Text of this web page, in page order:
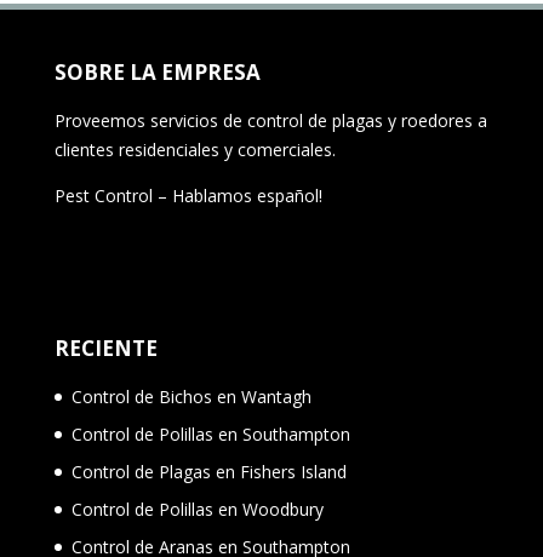
SOBRE LA EMPRESA
Proveemos servicios de control de plagas y roedores a
clientes residenciales y comerciales.
Pest Control – Hablamos español!
RECIENTE
Control de Bichos en Wantagh
Control de Polillas en Southampton
Control de Plagas en Fishers Island
Control de Polillas en Woodbury
Control de Aranas en Southampton